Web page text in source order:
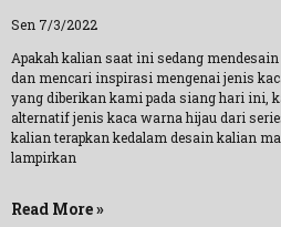
Sen 7/3/2022
Apakah kalian saat ini sedang
dan mencari inspirasi mengenai jenis
yang diberikan kami pada siang hari ini,
alternatif jenis kaca warna hijau dari
kalian terapkan kedalam desain kalian
lampirkan
Read More »